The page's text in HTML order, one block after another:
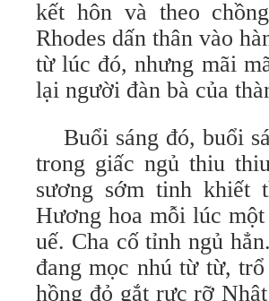
kết hôn và theo
Rhodes dấn thân vào
từ lúc đó, nhưng mãi
lại người đàn bà của
Buổi sáng đó, buổi
trong giấc ngủ thiu
sương sớm tinh khiết
Hương hoa mỗi lúc
uế. Cha cố tỉnh ngủ
đang mọc nhú từ từ,
hồng đỏ gắt rực rỡ